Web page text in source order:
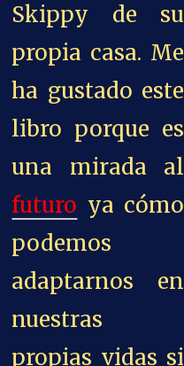
Skippy de su
propia casa. Me
ha gustado este
libro porque es
una mirada al
futuro ya cómo
podemos
adaptarnos en
nuestras
propias vidas si